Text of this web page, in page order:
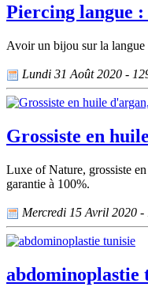
Piercing langue
Avoir un bijou sur la langue
Lundi 31 Août 2020 -
Grossiste en
Luxe of Nature, grossiste
garantie à 100%.
Mercredi 15 Avril 2020 -
abdominoplastie